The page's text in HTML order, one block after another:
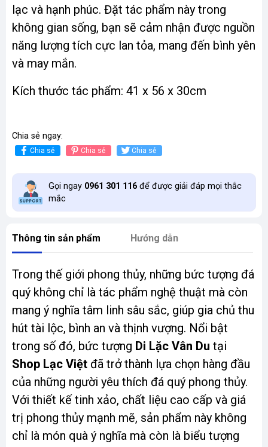
lạc và hạnh phúc. Đặt tác phẩm này trong
không gian sống, bạn sẽ cảm nhận được nguồn
năng lượng tích cực lan tỏa, mang đến bình yên
và may mắn.
Kích thước tác phẩm: 41 x 56 x 30cm
Chia sẻ ngay:
Chia sẻ Chia sẻ Chia sẻ
Gọi ngay 0961 301 116 để được giải đáp mọi thắc
mắc
Thông tin sản phẩm Hướng dẫn
Trong thế giới phong thủy, những bức tượng đá
quý không chỉ là tác phẩm nghệ thuật mà còn
mang ý nghĩa tâm linh sâu sắc, giúp gia chủ thu
hút tài lộc, bình an và thịnh vượng. Nổi bật
trong số đó, bức tượng Di Lặc Vân Du tại
Shop Lạc Việt đã trở thành lựa chọn hàng đầu
của những người yêu thích đá quý phong thủy.
Với thiết kế tinh xảo, chất liệu cao cấp và giá
trị phong thủy mạnh mẽ, sản phẩm này không
chỉ là món quà ý nghĩa mà còn là biểu tượng